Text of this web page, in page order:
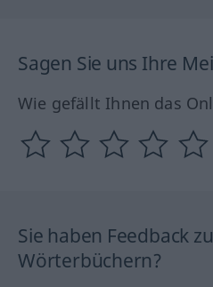
Sagen Sie uns Ihre
Wie gefällt Ihnen das
Sie haben Feedback
Wörterbüchern?